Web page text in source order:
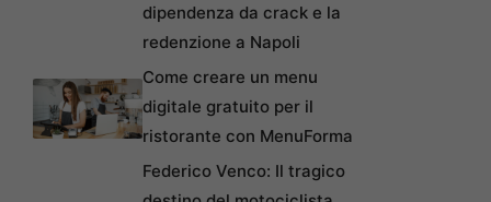
dipendenza da crack e la
redenzione a Napoli
Come creare un menu
digitale gratuito per il
ristorante con MenuForma
Federico Venco: Il tragico